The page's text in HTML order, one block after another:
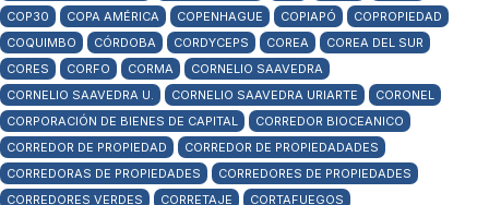
COP30
COPA AMÉRICA COPENHAGUE COPIAPÓ
COPROPIEDAD
COQUIMBO
CÓRDOBA CORDYCEPS COREA
COREA DEL SUR
CORES
CORFO CORMA
CORNELIO SAAVEDRA
CORNELIO SAAVEDRA U.
CORNELIO SAAVEDRA URIARTE
CORONEL
CORPORACIÓN DE BIENES DE CAPITAL
CORREDOR BIOCEANICO
CORREDOR DE PROPIEDAD
CORREDOR DE PROPIEDADADES
CORREDORAS DE PROPIEDADES
CORREDORES DE PROPIEDADES
CORREDORES VERDES
CORRETAJE
CORTAFUEGOS